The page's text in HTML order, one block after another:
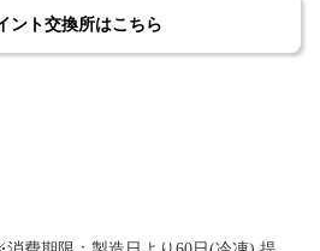
ント交換所はこちら